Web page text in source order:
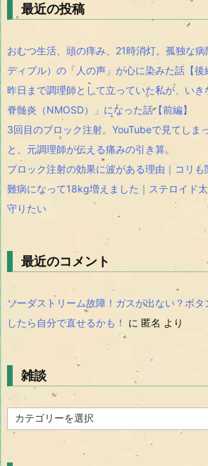
最近の投稿
おむつ生活、頭の痒み、21時消灯。孤独な
ディブル）の「人の声」が心に染みた話【後
昨日まで調理師として立っていた私が、い
脊髄炎（NMOSD）」になった話【前編】
3回目のブロック注射。YouTubeで見てしま
と、元調理師が伝える痛みの引き算。
ブロック注射の効果に波がある理由｜コリ
難病になって18kg増えました｜ステロイド
守りたい
最近のコメント
ソーダストリーム故障！ガスが出ない？ボ
したら自分で直せるかも！
に 匿名 より
雑談
談